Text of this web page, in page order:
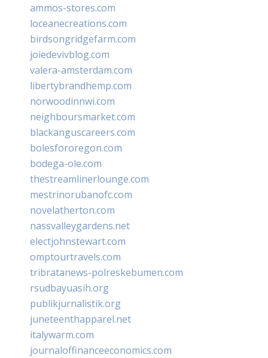
ammos-stores.com
loceanecreations.com
birdsongridgefarm.com
joiedevivblog.com
valera-amsterdam.com
libertybrandhemp.com
norwoodinnwi.com
neighboursmarket.com
blackanguscareers.com
bolesfororegon.com
bodega-ole.com
thestreamlinerlounge.com
mestrinorubanofc.com
novelatherton.com
nassvalleygardens.net
electjohnstewart.com
omptourtravels.com
tribratanews-polreskebumen.com
rsudbayuasih.org
publikjurnalistik.org
juneteenthapparel.net
italywarm.com
journaloffinanceeconomics.com